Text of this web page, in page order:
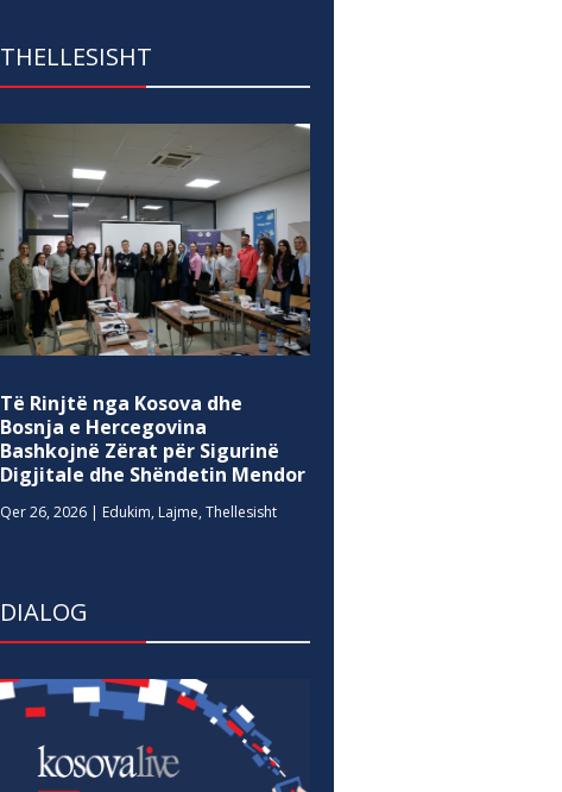
THELLESISHT
Të Rinjtë nga Kosova dhe
Bosnja e Hercegovina
Bashkojnë Zërat për Sigurinë
Digjitale dhe Shëndetin Mendor
Qer 26, 2026 | Edukim, Lajme,Thellesisht
DIALOG